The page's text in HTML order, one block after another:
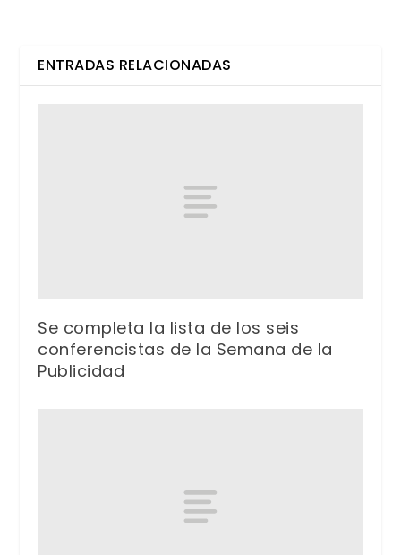
ENTRADAS RELACIONADAS
Se completa la lista de los seis
conferencistas de la Semana de la
Publicidad